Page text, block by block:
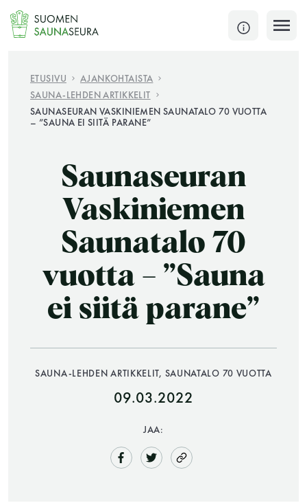
Siirry
sisältöön
SULJE
Jokaisen kuun 1. lauantai on jaettu ja jokaisen kuun
1. maanantai huoltomaanantai
JÄSENSIVUT
Saunatalo on avoinna
ETUSIVU
AJANKOHTAISTA
SAUNA-LEHDEN ARTIKKELIT
SAUNASEURAN VASKINIEMEN SAUNATALO 70 VUOTTA
– ”SAUNA EI SIITÄ PARANE”
Saunaseuran
Vaskiniemen
Saunatalo 70
vuotta – ”Sauna
ei siitä parane”
SAUNA-LEHDEN ARTIKKELIT, SAUNATALO 70 VUOTTA
09.03.2022
JAA: